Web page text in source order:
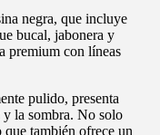
negra, que incluye
bucal, jabonera y
premium con líneas
pulido, presenta
la sombra. No solo
que también ofrece un